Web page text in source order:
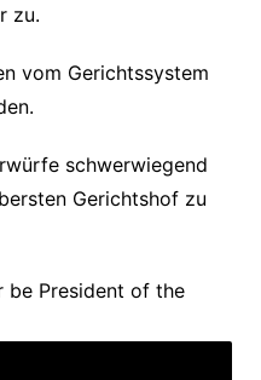
zu.
vom Gerichtssystem
schwerwiegend
Gerichtshof zu
be President of the